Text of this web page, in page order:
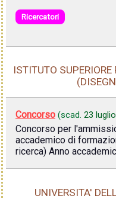
Ricercatori
ISTITUTO
Concorso (scad. 23
Concorso per
accademico di
ricerca) Anno
UNIVERSITA'